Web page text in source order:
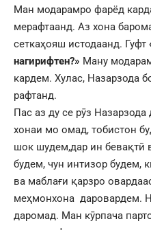
Ман модарамро фарёд
мерафтаанд. Аз хона
сеткаҳояш истодаанд. Гуфт
нагирифтен?» Ману
кардем. Хулас, Назарзода
рафтанд.
Пас аз ду се рӯз
хонаи мо омад, тобистон
шок шудем,дар ин бевақтӣ
будем, чун интизор будем,
ва маблағи қарзро
меҳмонхона даровардем.
даромад. Ман кӯрпача